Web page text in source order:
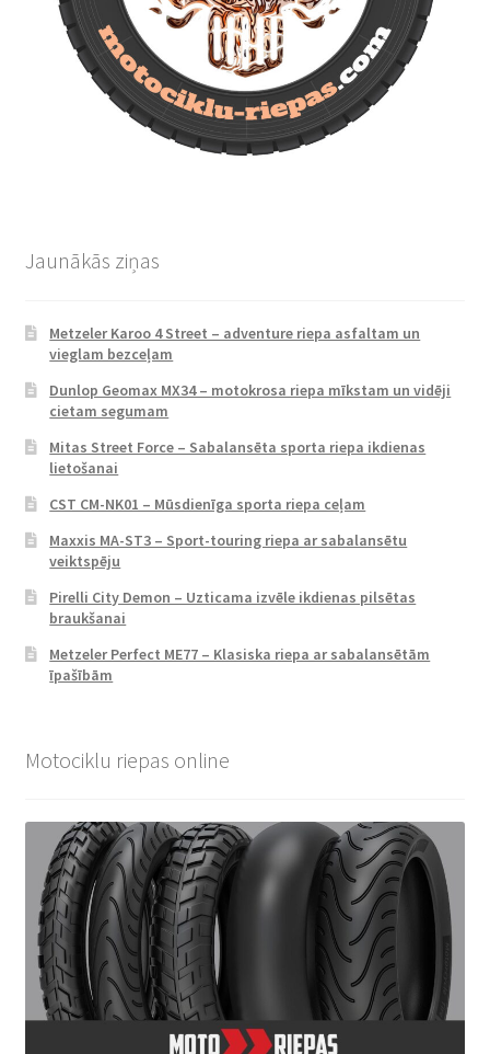
Jaunākās ziņas
Metzeler Karoo 4 Street – adventure riepa asfaltam un
vieglam bezceļam
Dunlop Geomax MX34 – motokrosa riepa mīkstam un vidēji
cietam segumam
Mitas Street Force – Sabalansēta sporta riepa ikdienas
lietošanai
CST CM-NK01 – Mūsdienīga sporta riepa ceļam
Maxxis MA-ST3 – Sport-touring riepa ar sabalansētu
veiktspēju
Pirelli City Demon – Uzticama izvēle ikdienas pilsētas
braukšanai
Metzeler Perfect ME77 – Klasiska riepa ar sabalansētām
īpašībām
Motociklu riepas online